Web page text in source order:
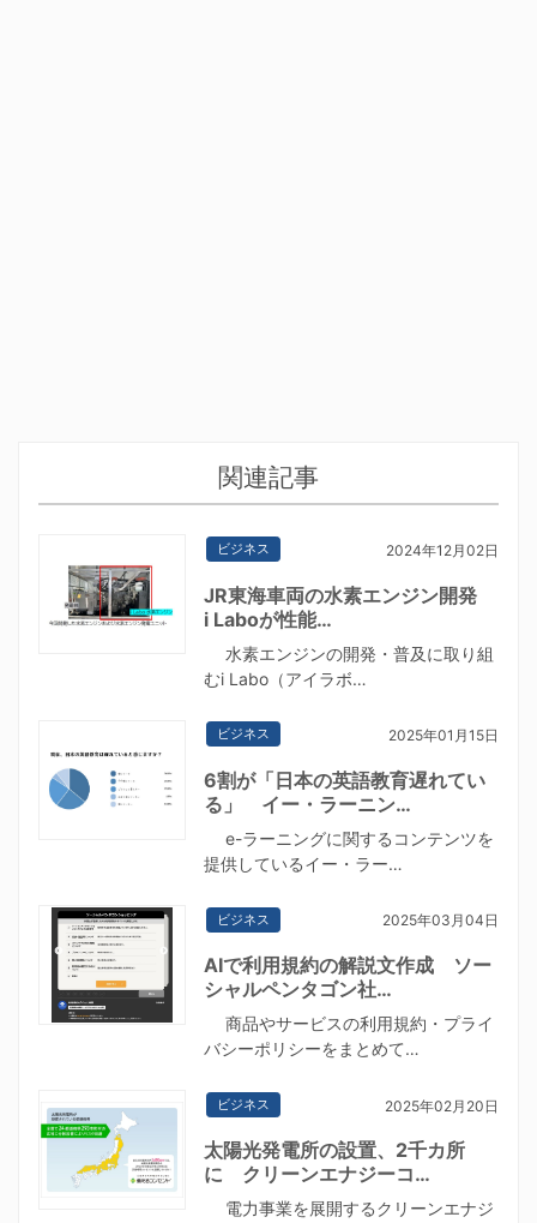
関連記事
ビジネス 2024年12月02日
JR東海車両の水素エンジン開発
i Laboが性能…
水素エンジンの開発・普及に取り組
むi Labo（アイラボ…
ビジネス 2025年01月15日
6割が「日本の英語教育遅れてい
る」 イー・ラーニン…
e-ラーニングに関するコンテンツを
提供しているイー・ラー…
ビジネス 2025年03月04日
AIで利用規約の解説文作成 ソー
シャルペンタゴン社…
商品やサービスの利用規約・プライ
バシーポリシーをまとめて…
ビジネス 2025年02月20日
太陽光発電所の設置、2千カ所
に クリーンエナジーコ…
電力事業を展開するクリーンエナジ